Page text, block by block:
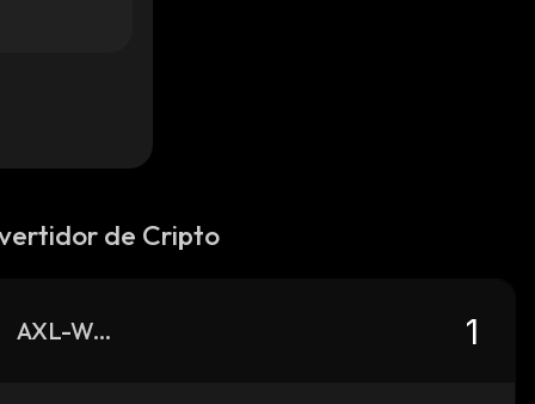
de Cripto
AXL-WSTETH